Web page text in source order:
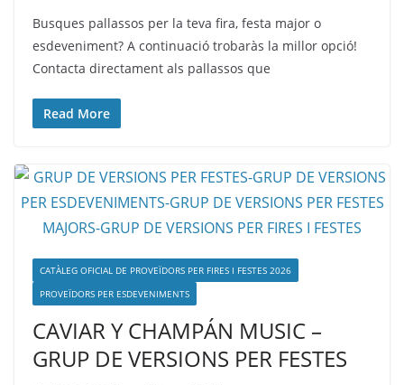
Busques pallassos per la teva fira, festa major o
esdeveniment? A continuació trobaràs la millor opció!
Contacta directament als pallassos que
Read More
CATÀLEG OFICIAL DE PROVEÏDORS PER FIRES I FESTES 2026
PROVEÏDORS PER ESDEVENIMENTS
CAVIAR Y CHAMPÁN MUSIC –
GRUP DE VERSIONS PER FESTES